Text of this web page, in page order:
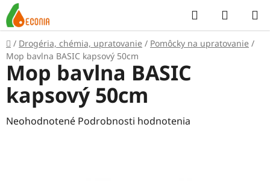
Prejsť
na
obsah
Hľadať
KOŠÍK
Domov
/ Drogéria, chémia, upratovanie / Pomôcky na upratovanie /
Mop bavlna BASIC kapsový 50cm
Mop bavlna BASIC
kapsový 50cm
Priemerné
Neohodnotené Podrobnosti hodnotenia